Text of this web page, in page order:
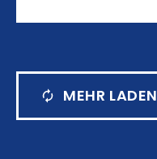
MEHR LADEN